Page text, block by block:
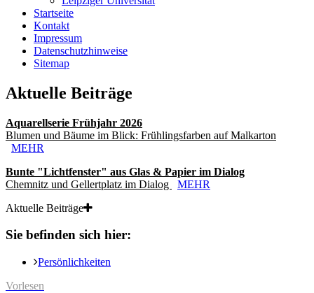
Startseite
Kontakt
Impressum
Datenschutzhinweise
Sitemap
Aktuelle Beiträge
Aquarellserie Frühjahr 2026
Blumen und Bäume im Blick: Frühlingsfarben auf Malkarton
MEHR
Bunte "Lichtfenster" aus Glas & Papier im Dialog
Chemnitz und Gellertplatz im Dialog
MEHR
Aktuelle Beiträge
Sie befinden sich hier:
Persönlichkeiten
Vorlesen